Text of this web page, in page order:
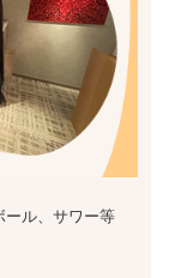
ール、サワー等